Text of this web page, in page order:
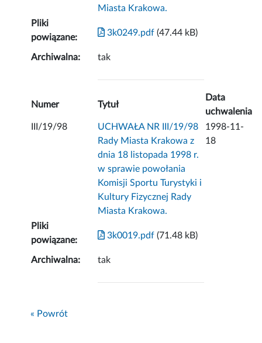
Miasta Krakowa.
Pliki
powiązane:
3k0249.pdf (47.44 kB)
Archiwalna: tak
Numer Tytuł
Data
uchwalenia
III/19/98
UCHWAŁA NR III/19/98
Rady Miasta Krakowa z
dnia 18 listopada 1998 r.
w sprawie powołania
Komisji Sportu Turystyki i
Kultury Fizycznej Rady
Miasta Krakowa.
1998-11-
18
Pliki
powiązane:
3k0019.pdf (71.48 kB)
Archiwalna: tak
« Powrót